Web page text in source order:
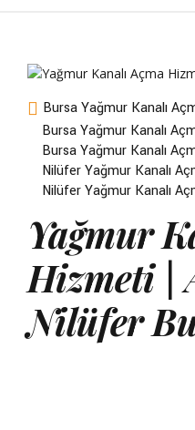
Bursa Yağmur Kanalı
Bursa Yağmur Kanalı
Bursa Yağmur Kanalı
Nilüfer Yağmur Kanalı
Nilüfer Yağmur Kanalı
Yağmur
Hizmeti |
Nilüfer